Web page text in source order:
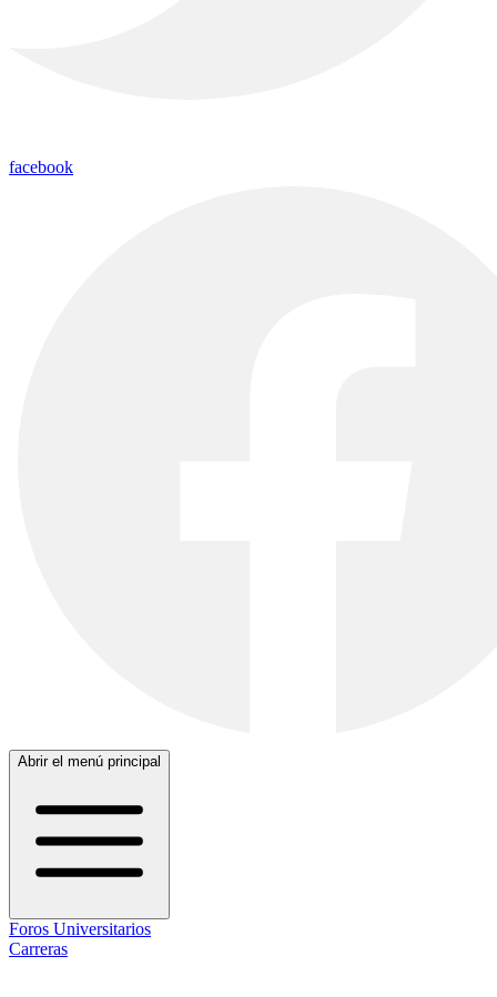
facebook
Abrir el menú principal
Foros Universitarios
Carreras